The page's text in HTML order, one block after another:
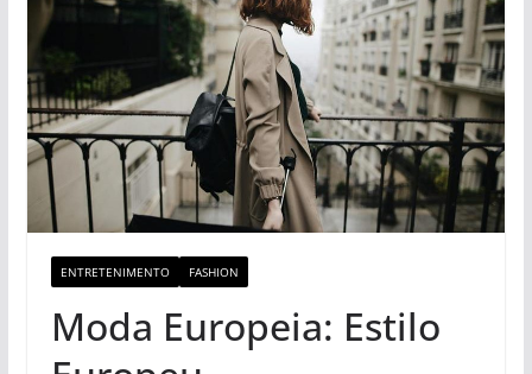
ENTRETENIMENTO FASHION
Moda Europeia: Estilo